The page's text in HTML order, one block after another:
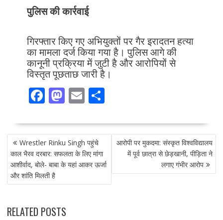
पुलिस की कार्रवाई
गिरफ्तार किए गए अभियुक्तों पर गैर इरादतन हत्या
का मामला दर्ज किया गया है। पुलिस आगे की
कानूनी प्रक्रिया में जुटी है और आरोपियों से
विस्तृत पूछताछ जारी है।
F
e
b
o
o
k
M
to
d
o
n
E
ai
l
S
ar
POST
NAVIGATION
Wrestler Rinku Singh पहुंचे
काल भैरव दरबार: सफलता के लिए मांगा
आशीर्वाद, बोले- बाबा के यहां आकर ऊर्जा
और शांति मिलती है
आरोपी पर मुकदमा: संस्कृत विश्वविद्यालय
में पूर्व छात्रा से छेड़खानी, पीड़िता ने
लगाए गंभीर आरोप
RELATED POSTS